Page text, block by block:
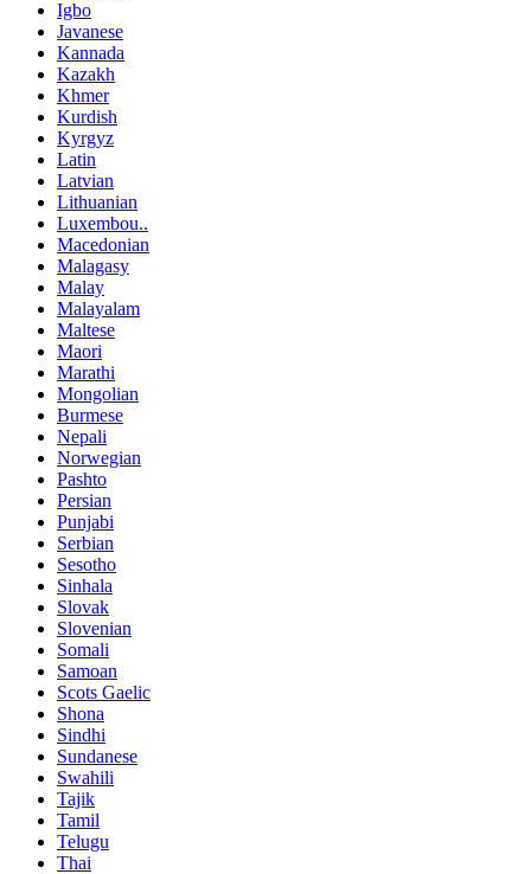
Igbo
Javanese
Kannada
Kazakh
Khmer
Kurdish
Kyrgyz
Latin
Latvian
Lithuanian
Luxembou..
Macedonian
Malagasy
Malay
Malayalam
Maltese
Maori
Marathi
Mongolian
Burmese
Nepali
Norwegian
Pashto
Persian
Punjabi
Serbian
Sesotho
Sinhala
Slovak
Slovenian
Somali
Samoan
Scots Gaelic
Shona
Sindhi
Sundanese
Swahili
Tajik
Tamil
Telugu
Thai